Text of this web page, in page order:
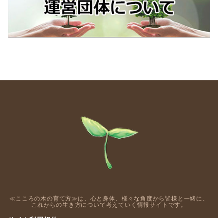
≪こころの木の育て方≫は、心と身体、様々な角度から皆様と一緒に、
これからの生き方について考えていく情報サイトです。